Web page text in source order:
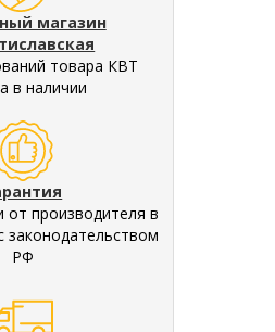
магазин
товара КВТ
в наличии
от производителя в
законодательством
РФ